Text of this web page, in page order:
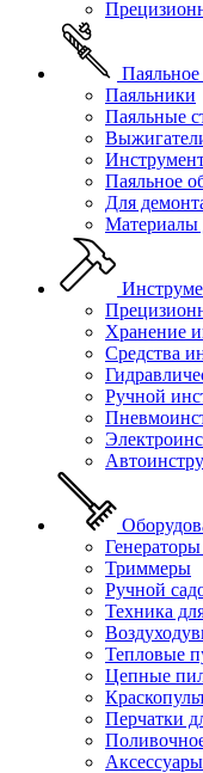
Паяльное
Паяльники
Паяльные
Паяльное
Для
Материалы
Хранение
Средства
Ручной
Триммеры
Ручной
Техника
Тепловые
Цепные
Перчатки